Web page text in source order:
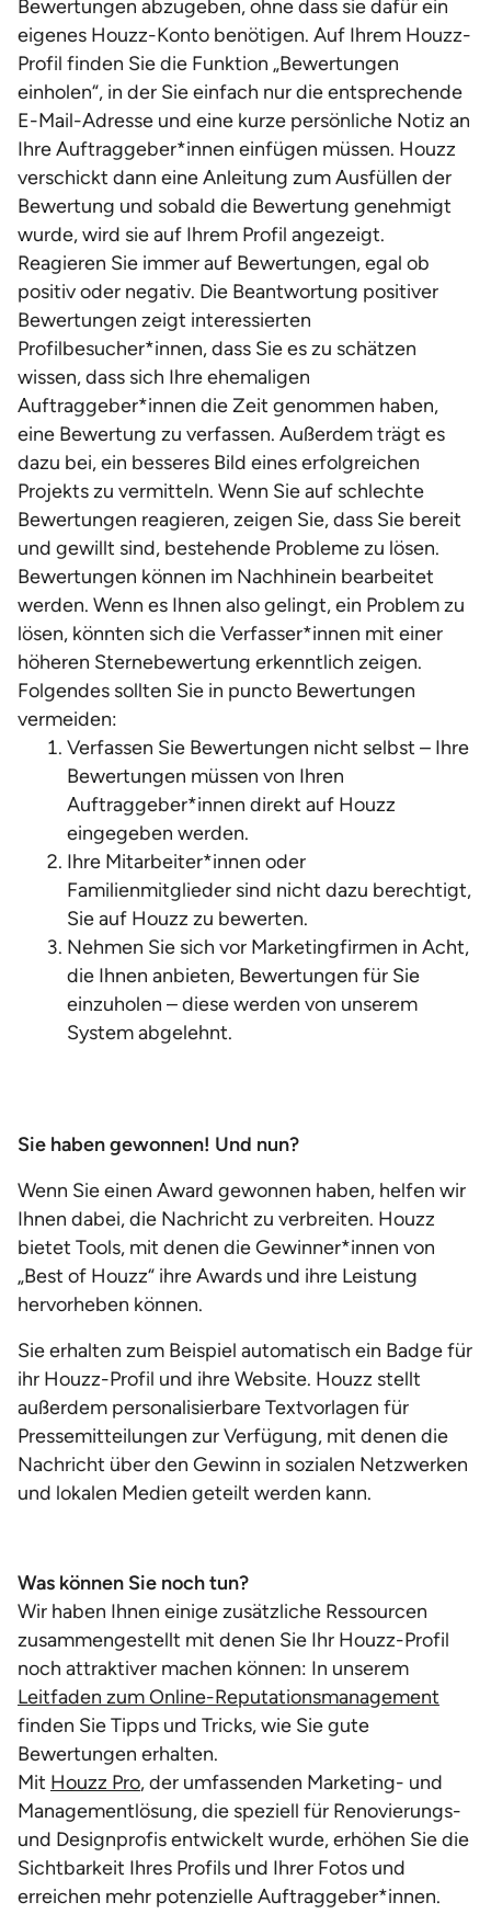
Bewertungen abzugeben, ohne dass sie dafür ein
eigenes Houzz-Konto benötigen. Auf Ihrem Houzz-
Profil finden Sie die Funktion „Bewertungen
einholen“, in der Sie einfach nur die entsprechende
E-Mail-Adresse und eine kurze persönliche Notiz an
Ihre Auftraggeber*innen einfügen müssen. Houzz
verschickt dann eine Anleitung zum Ausfüllen der
Bewertung und sobald die Bewertung genehmigt
wurde, wird sie auf Ihrem Profil angezeigt.
Reagieren Sie immer auf Bewertungen, egal ob
positiv oder negativ. Die Beantwortung positiver
Bewertungen zeigt interessierten
Profilbesucher*innen, dass Sie es zu schätzen
wissen, dass sich Ihre ehemaligen
Auftraggeber*innen die Zeit genommen haben,
eine Bewertung zu verfassen. Außerdem trägt es
dazu bei, ein besseres Bild eines erfolgreichen
Projekts zu vermitteln. Wenn Sie auf schlechte
Bewertungen reagieren, zeigen Sie, dass Sie bereit
und gewillt sind, bestehende Probleme zu lösen.
Bewertungen können im Nachhinein bearbeitet
werden. Wenn es Ihnen also gelingt, ein Problem zu
lösen, könnten sich die Verfasser*innen mit einer
höheren Sternebewertung erkenntlich zeigen.
Folgendes sollten Sie in puncto Bewertungen
vermeiden:
Verfassen Sie Bewertungen nicht selbst – Ihre
Bewertungen müssen von Ihren
Auftraggeber*innen direkt auf Houzz
eingegeben werden.
Ihre Mitarbeiter*innen oder
Familienmitglieder sind nicht dazu berechtigt,
Sie auf Houzz zu bewerten.
Nehmen Sie sich vor Marketingfirmen in Acht,
die Ihnen anbieten, Bewertungen für Sie
einzuholen – diese werden von unserem
System abgelehnt.
Sie haben gewonnen! Und nun?
Wenn Sie einen Award gewonnen haben, helfen wir
Ihnen dabei, die Nachricht zu verbreiten. Houzz
bietet Tools, mit denen die Gewinner*innen von
„Best of Houzz“ ihre Awards und ihre Leistung
hervorheben können.
Sie erhalten zum Beispiel automatisch ein Badge für
ihr Houzz-Profil und ihre Website. Houzz stellt
außerdem personalisierbare Textvorlagen für
Pressemitteilungen zur Verfügung, mit denen die
Nachricht über den Gewinn in sozialen Netzwerken
und lokalen Medien geteilt werden kann.
Was können Sie noch tun?
Wir haben Ihnen einige zusätzliche Ressourcen
zusammengestellt mit denen Sie Ihr Houzz-Profil
noch attraktiver machen können: In unserem
Leitfaden zum Online-Reputationsmanagement
finden Sie Tipps und Tricks, wie Sie gute
Bewertungen erhalten.
Mit Houzz Pro, der umfassenden Marketing- und
Managementlösung, die speziell für Renovierungs-
und Designprofis entwickelt wurde, erhöhen Sie die
Sichtbarkeit Ihres Profils und Ihrer Fotos und
erreichen mehr potenzielle Auftraggeber*innen.